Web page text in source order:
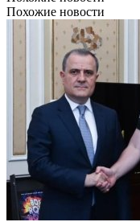
Похожие новости